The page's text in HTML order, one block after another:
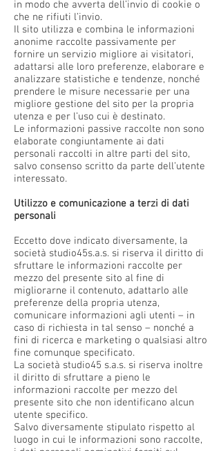
in modo che avverta dell’invio di cookie o
che ne rifiuti l’invio.
Il sito utilizza e combina le informazioni
anonime raccolte passivamente per
fornire un servizio migliore ai visitatori,
adattarsi alle loro preferenze, elaborare e
analizzare statistiche e tendenze, nonché
prendere le misure necessarie per una
migliore gestione del sito per la propria
utenza e per l’uso cui è destinato.
Le informazioni passive raccolte non sono
elaborate congiuntamente ai dati
personali raccolti in altre parti del sito,
salvo consenso scritto da parte dell’utente
interessato.
Utilizzo e comunicazione a terzi di dati
personali
Eccetto dove indicato diversamente, la
società studio45s.a.s. si riserva il diritto di
sfruttare le informazioni raccolte per
mezzo del presente sito al fine di
migliorarne il contenuto, adattarlo alle
preferenze della propria utenza,
comunicare informazioni agli utenti – in
caso di richiesta in tal senso – nonché a
fini di ricerca e marketing o qualsiasi altro
fine comunque specificato.
La società studio45 s.a.s. si riserva inoltre
il diritto di sfruttare a pieno le
informazioni raccolte per mezzo del
presente sito che non identificano alcun
utente specifico.
Salvo diversamente stipulato rispetto al
luogo in cui le informazioni sono raccolte,